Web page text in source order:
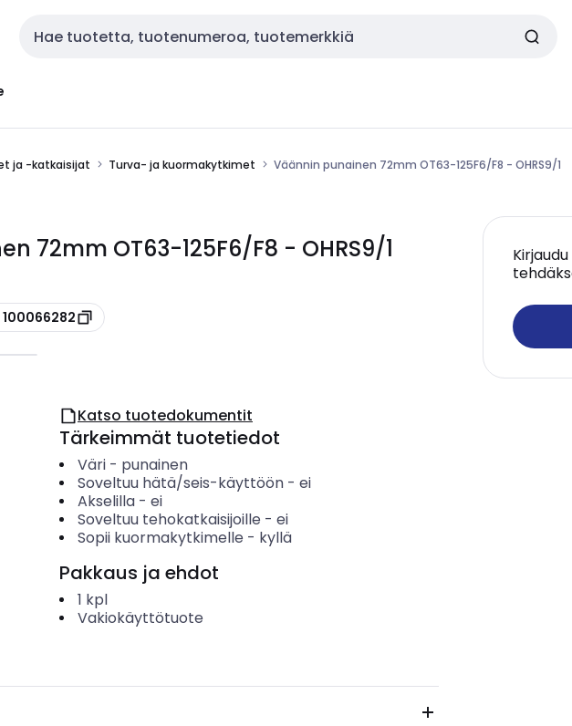
Haku
ja -katkaisijat Turva- ja kuormakytkimet Väännin punainen 72mm OT63-125F6/F8 - OHRS9/1
72mm OT63-125F6/F8 - OHRS9/1
Katso tuotedokumentit
Tärkeimmät tuotetiedot
Väri- punainen
Soveltuu hätä/seis-käyttöön- ei
Akselilla- ei
Soveltuu tehokatkaisijoille - ei
Sopii kuormakytkimelle - kyllä
Pakkaus ja ehdot
1 kpl
Vakiokäyttötuote